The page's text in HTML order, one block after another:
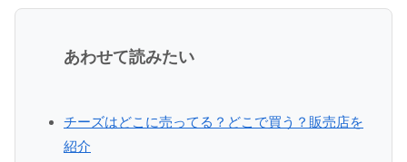
あわせて読みたい
チーズはどこに売ってる？どこで買う？販売店を
紹介